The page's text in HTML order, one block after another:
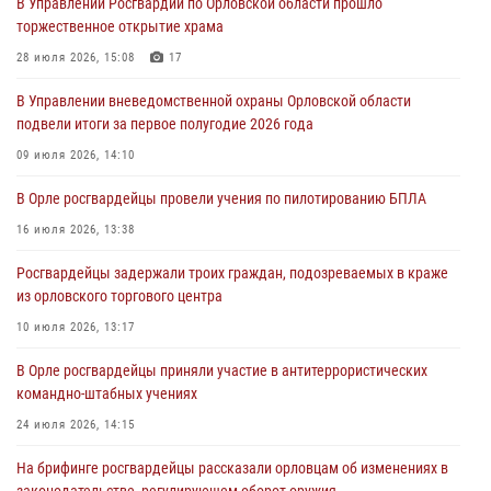
Росгвардейцы обеспечили безопасность во время празднования
Дня ВДВ
В Орле росгвардейцы приняли участие в учениях на избирательном
участке
Жительница Мценска сдала в Росгвардию незарегистрированное
31 июля 2026, 13:16
торжественное открытие храма
28 июля 2026, 15:08 17
В Управлении вневедомственной охраны Орловской области
подвели итоги за первое полугодие 2026 года
09 июля 2026, 14:10
В Орле росгвардейцы провели учения по пилотированию БПЛА
16 июля 2026, 13:38
Росгвардейцы задержали троих граждан, подозреваемых в краже
из орловского торгового центра
10 июля 2026, 13:17
В Орле росгвардейцы приняли участие в антитеррористических
командно-штабных учениях
24 июля 2026, 14:15
На брифинге росгвардейцы рассказали орловцам об изменениях в